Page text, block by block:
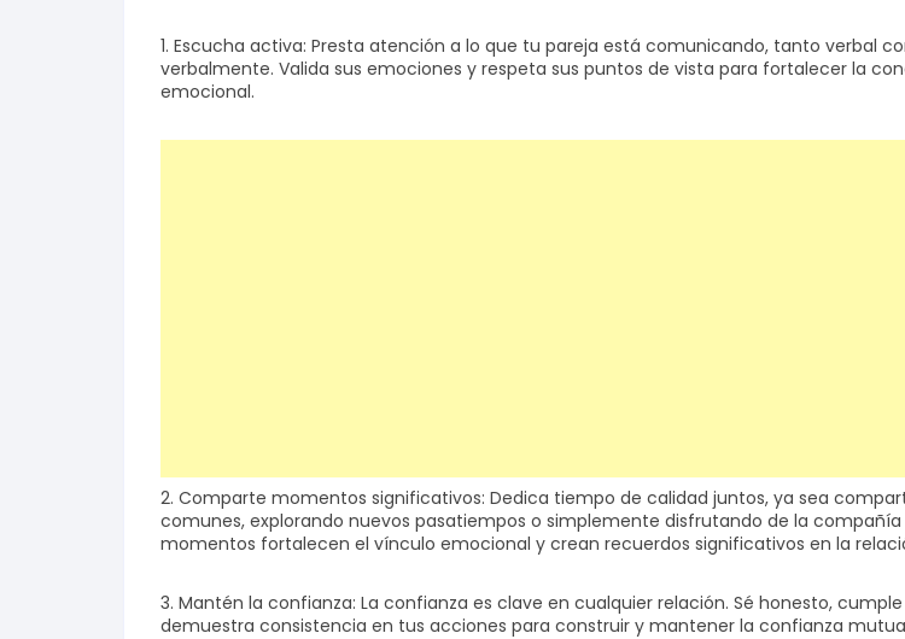
1. Escucha activa: Presta atención a lo que tu pareja está comunicando, tanto verbal
verbalmente. Valida sus emociones y respeta sus puntos de vista para fortalecer la
emocional.
2. Comparte momentos significativos: Dedica tiempo de calidad juntos, ya sea
comunes, explorando nuevos pasatiempos o simplemente disfrutando de la compañía
momentos fortalecen el vínculo emocional y crean recuerdos significativos en la
3. Mantén la confianza: La confianza es clave en cualquier relación. Sé honesto,
demuestra consistencia en tus acciones para construir y mantener la confianza